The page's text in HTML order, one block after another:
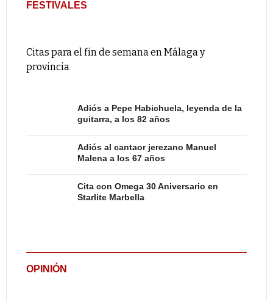
FESTIVALES
Citas para el fin de semana en Málaga y
provincia
Adiós a Pepe Habichuela, leyenda de la
guitarra, a los 82 años
Adiós al cantaor jerezano Manuel
Malena a los 67 años
Cita con Omega 30 Aniversario en
Starlite Marbella
OPINIÓN